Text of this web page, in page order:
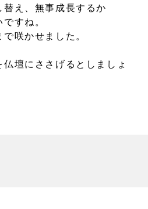
え、無事成長するか
すね。
咲かせました。
壇にささげるとしましょ